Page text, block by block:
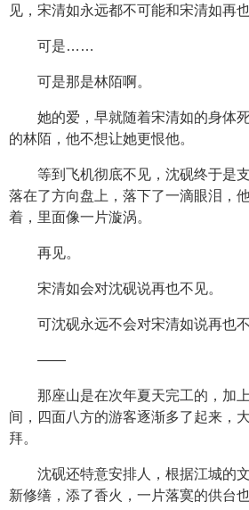
见，宋清如永远都不可能和宋清如再也
可是……
可是那是林陌啊。
她的爱，早就随着宋清如的身体
的林陌，他不想让她更恨他。
等到飞机彻底不见，沈砚终于是
落在了方向盘上，落下了一滴眼泪，
着，里面像一片漩涡。
再见。
宋清如会对沈砚说再也不见。
可沈砚永远不会对宋清如说再也不
——
那座山是在次年夏天完工的，加
间，四面八方的游客逐渐多了起来，
拜。
沈砚还特意安排人，根据江城的
新修缮，添了香火，一片落寞的供台